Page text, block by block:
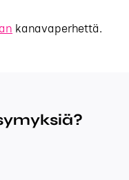
kanavaperhettä.